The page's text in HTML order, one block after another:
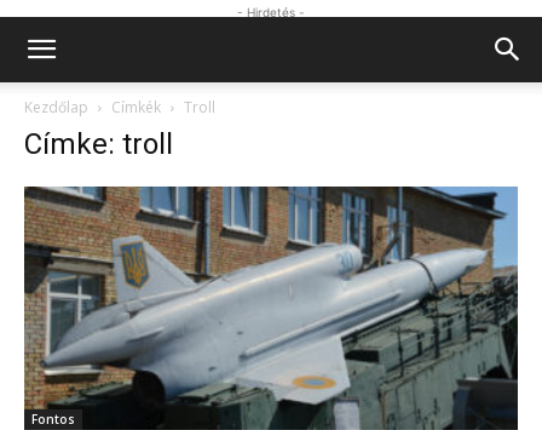
- Hirdetés -
Kezdőlap Címkék Troll
Címke: troll
Fontos